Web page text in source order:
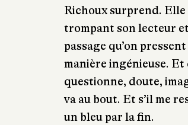
Richoux surprend.
trompant son lecteur
passage qu’on
manière ingénieuse.
questionne, doute,
va au bout. Et s’il me
un bleu par la fin.